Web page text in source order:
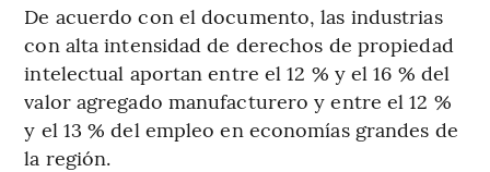
De acuerdo con el documento, las industrias
con alta intensidad de derechos de propiedad
intelectual aportan entre el 12 % y el 16 % del
valor agregado manufacturero y entre el 12 %
y el 13 % del empleo en economías grandes de
la región.